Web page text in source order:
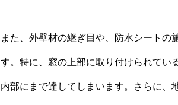
また、外壁材の継ぎ目や、防水シートの
す。特に、窓の上部に取り付けられてい
内部にまで達してしまいます。さらに、